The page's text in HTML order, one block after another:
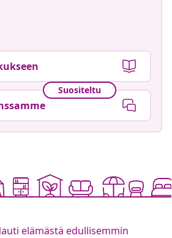
Suositeltu
elämästä edullisemmin